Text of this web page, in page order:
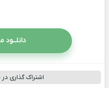
دانلــود
اشتراک گذاری